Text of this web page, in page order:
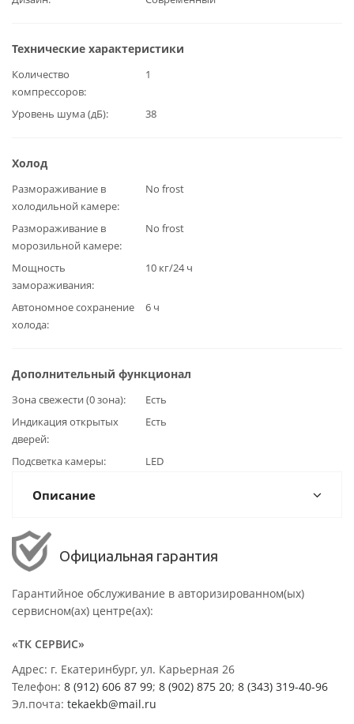
Технические характеристики
Количество
компрессоров
1
Уровень шума (дБ) 38
Холод
Размораживание в
холодильной камере
No frost
Размораживание в
морозильной камере
No frost
Мощность
замораживания
10 кг/24 ч
Автономное сохранение
холода
6 ч
Дополнительный функционал
Зона свежести (0 зона)
Есть
Индикация открытых
дверей
Есть
Подсветка камеры LED
Описание
Официальная гарантия
Гарантийное обслуживание в авторизированном(ых)
сервисном(ах) центре(ах):
«ТК СЕРВИС»
Адрес: г. Екатеринбург, ул. Карьерная 26
Телефон: 8 (912) 606 87 99; 8 (902) 875 20; 8 (343) 319-40-96
Эл.почта: tekaekb@mail.ru